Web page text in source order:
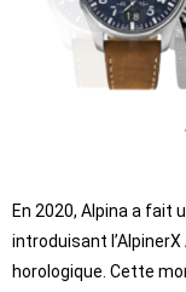
En 2020, Alpina a fait
introduisant
horologique. Cette